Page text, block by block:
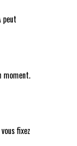
peut
moment.
fixez